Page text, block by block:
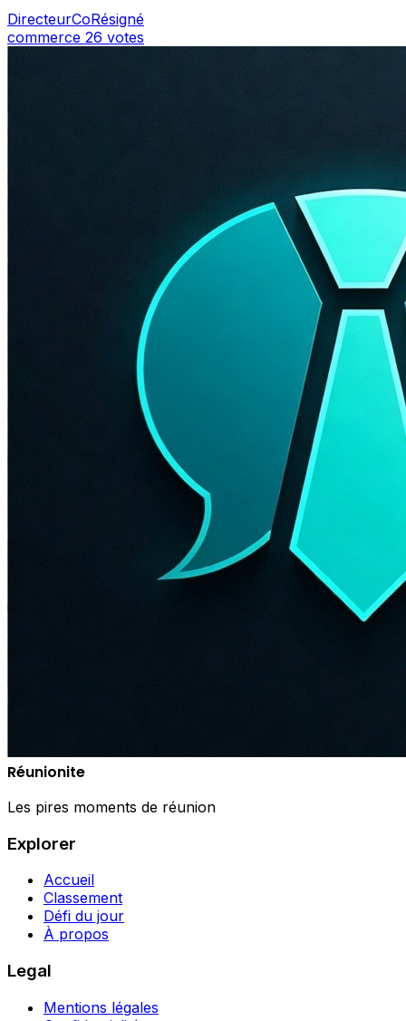
DirecteurCoRésigné
commerce 26 votes
Réunionite
Les pires moments de réunion
Explorer
Accueil
Classement
Défi du jour
À propos
Legal
Mentions légales